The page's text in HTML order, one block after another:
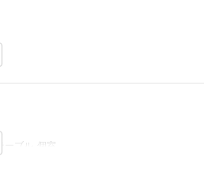
ーブル, 個室